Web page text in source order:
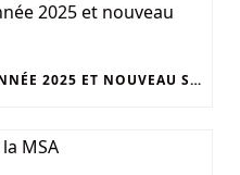
UNOCAM : RETOUR SUR L’ANNÉE 2025 ET NOUVEAU SECRÉTAIRE GÉNÉRAL